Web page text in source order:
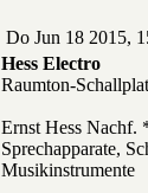
Do Jun 18 2015,
Hess Electro
Raumton-
Ernst Hess Nachf.
Sprechapparate,
Musikinstrumente